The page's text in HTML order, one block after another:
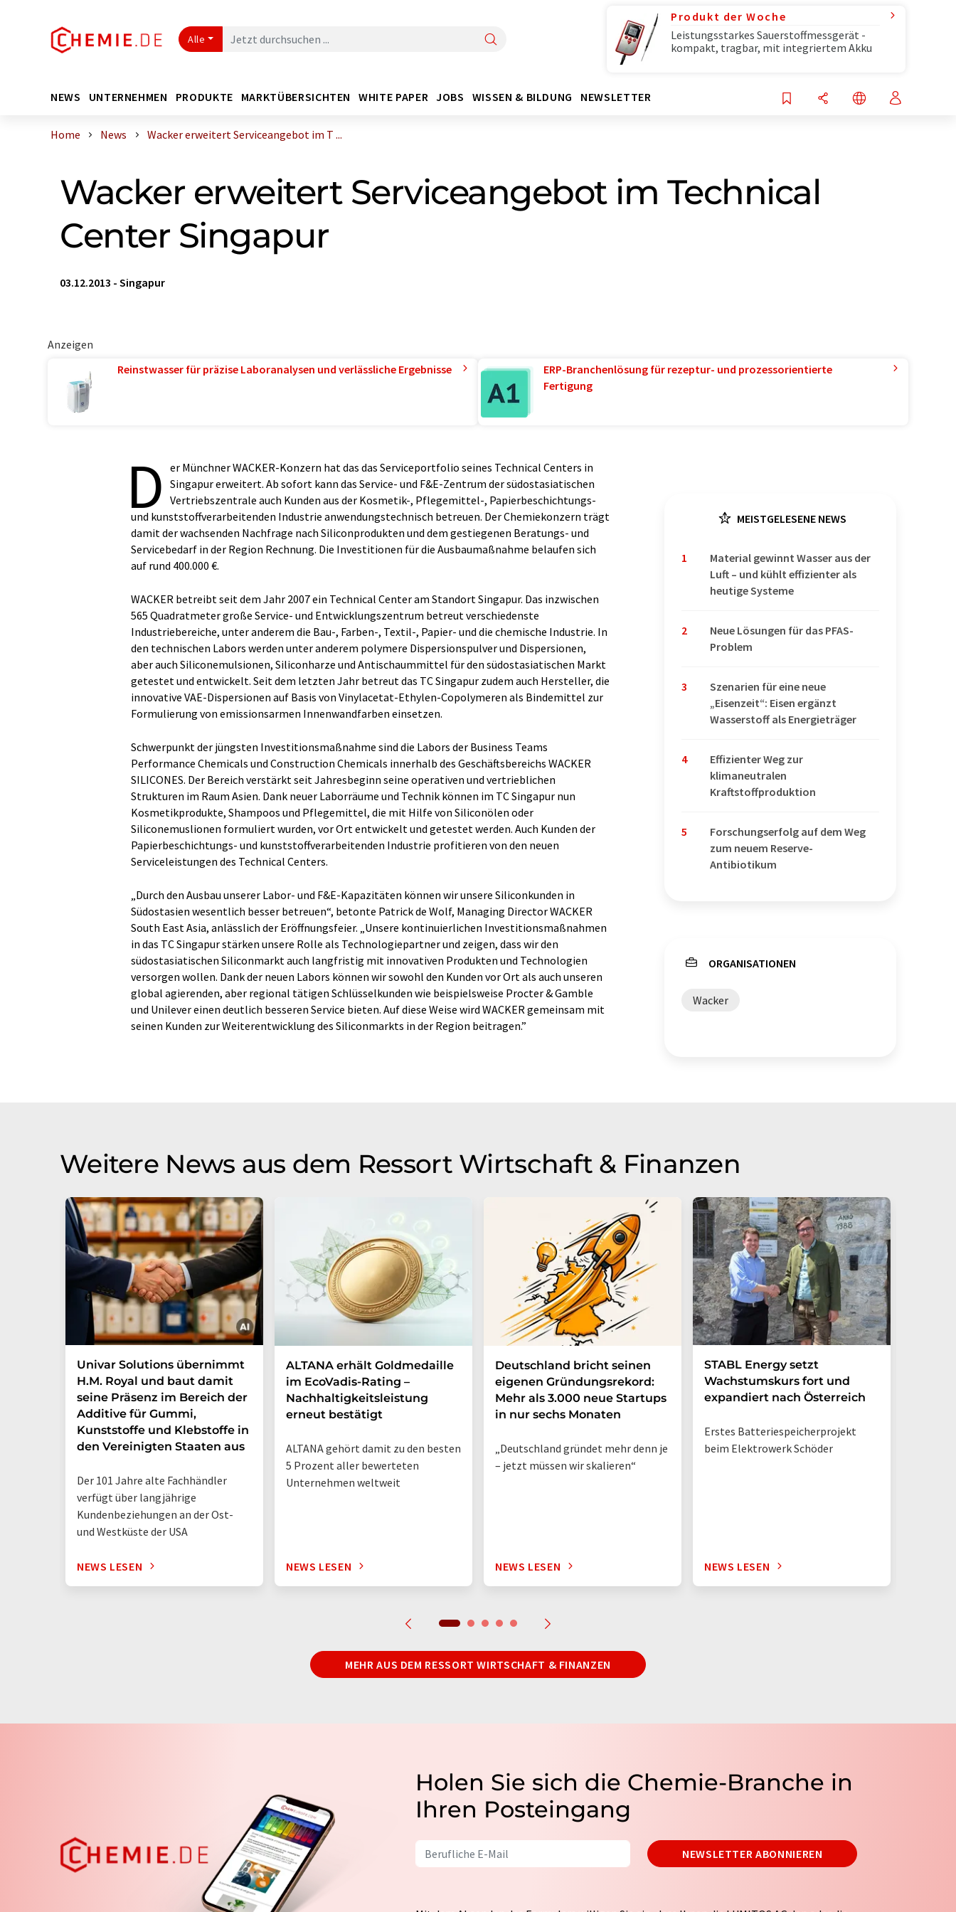
Alle
Produkt der Woche
Leistungsstarkes Sauerstoffmessgerät -
kompakt, tragbar, mit integriertem Akku
NEWS UNTERNEHMEN PRODUKTE MARKTÜBERSICHTEN WHITE PAPER JOBS WISSEN & BILDUNG NEWSLETTER
Home News Wacker erweitert Serviceangebot im T ...
Wacker erweitert Serviceangebot im Technical
Center Singapur
03.12.2013 - Singapur
Anzeigen
Reinstwasser für präzise Laboranalysen und verlässliche Ergebnisse
ERP-Branchenlösung für rezeptur- und prozessorientierte
Fertigung
D er Münchner WACKER-Konzern hat das das Serviceportfolio seines Technical Centers in
Singapur erweitert. Ab sofort kann das Service- und F&E-Zentrum der südostasiatischen
Vertriebszentrale auch Kunden aus der Kosmetik-, Pflegemittel-, Papierbeschichtungs-
und kunststoffverarbeitenden Industrie anwendungstechnisch betreuen. Der Chemiekonzern trägt
damit der wachsenden Nachfrage nach Siliconprodukten und dem gestiegenen Beratungs- und
Servicebedarf in der Region Rechnung. Die Investitionen für die Ausbaumaßnahme belaufen sich
auf rund 400.000 €.
WACKER betreibt seit dem Jahr 2007 ein Technical Center am Standort Singapur. Das inzwischen
565 Quadratmeter große Service- und Entwicklungszentrum betreut verschiedenste
Industriebereiche, unter anderem die Bau-, Farben-, Textil-, Papier- und die chemische Industrie. In
den technischen Labors werden unter anderem polymere Dispersionspulver und Dispersionen,
aber auch Siliconemulsionen, Siliconharze und Antischaummittel für den südostasiatischen Markt
getestet und entwickelt. Seit dem letzten Jahr betreut das TC Singapur zudem auch Hersteller, die
innovative VAE-Dispersionen auf Basis von Vinylacetat-Ethylen-Copolymeren als Bindemittel zur
Formulierung von emissionsarmen Innenwandfarben einsetzen.
Schwerpunkt der jüngsten Investitionsmaßnahme sind die Labors der Business Teams
Performance Chemicals und Construction Chemicals innerhalb des Geschäftsbereichs WACKER
SILICONES. Der Bereich verstärkt seit Jahresbeginn seine operativen und vertrieblichen
Strukturen im Raum Asien. Dank neuer Laborräume und Technik können im TC Singapur nun
Kosmetikprodukte, Shampoos und Pflegemittel, die mit Hilfe von Siliconölen oder
Siliconemuslionen formuliert wurden, vor Ort entwickelt und getestet werden. Auch Kunden der
Papierbeschichtungs- und kunststoffverarbeitenden Industrie profitieren von den neuen
Serviceleistungen des Technical Centers.
„Durch den Ausbau unserer Labor- und F&E-Kapazitäten können wir unsere Siliconkunden in
Südostasien wesentlich besser betreuen“, betonte Patrick de Wolf, Managing Director WACKER
South East Asia, anlässlich der Eröffnungsfeier. „Unsere kontinuierlichen Investitionsmaßnahmen
in das TC Singapur stärken unsere Rolle als Technologiepartner und zeigen, dass wir den
südostasiatischen Siliconmarkt auch langfristig mit innovativen Produkten und Technologien
versorgen wollen. Dank der neuen Labors können wir sowohl den Kunden vor Ort als auch unseren
global agierenden, aber regional tätigen Schlüsselkunden wie beispielsweise Procter & Gamble
und Unilever einen deutlich besseren Service bieten. Auf diese Weise wird WACKER gemeinsam mit
seinen Kunden zur Weiterentwicklung des Siliconmarkts in der Region beitragen.”
MEISTGELESENE NEWS
1
Material gewinnt Wasser aus der
Luft – und kühlt effizienter als
heutige Systeme
2
Neue Lösungen für das PFAS-
Problem
3
Szenarien für eine neue
„Eisenzeit“: Eisen ergänzt
Wasserstoff als Energieträger
4
Effizienter Weg zur
klimaneutralen
Kraftstoffproduktion
5
Forschungserfolg auf dem Weg
zum neuem Reserve-
Antibiotikum
ORGANISATIONEN
Wacker
Weitere News aus dem Ressort Wirtschaft & Finanzen
Univar Solutions übernimmt
H.M. Royal und baut damit
seine Präsenz im Bereich der
Additive für Gummi,
Kunststoffe und Klebstoffe in
den Vereinigten Staaten aus
Der 101 Jahre alte Fachhändler
verfügt über langjährige
Kundenbeziehungen an der Ost-
und Westküste der USA
NEWS LESEN
ALTANA erhält Goldmedaille
im EcoVadis-Rating –
Nachhaltigkeitsleistung
erneut bestätigt
ALTANA gehört damit zu den besten
5 Prozent aller bewerteten
Unternehmen weltweit
NEWS LESEN
Deutschland bricht seinen
eigenen Gründungsrekord:
Mehr als 3.000 neue Startups
in nur sechs Monaten
„Deutschland gründet mehr denn je
– jetzt müssen wir skalieren“
NEWS LESEN
STABL Energy setzt
Wachstumskurs fort und
expandiert nach Österreich
Erstes Batteriespeicherprojekt
beim Elektrowerk Schöder
NEWS LESEN
MEHR AUS DEM RESSORT WIRTSCHAFT & FINANZEN
Holen Sie sich die Chemie-Branche in
Ihren Posteingang
NEWSLETTER ABONNIEREN